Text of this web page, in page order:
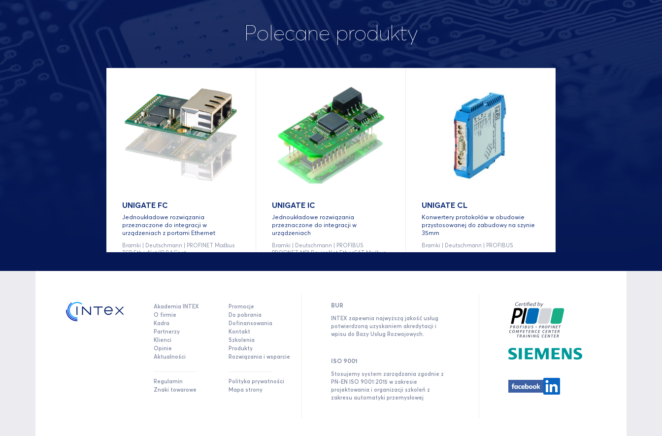
Polecane produkty
UNIGATE FC
Jednoukładowe rozwiązania
przeznaczone do integracji w
urządzeniach z portami Ethernet
Bramki | Deutschmann | PROFINET Modbus
TCP EtherNet/IP BACnet
UNIGATE IC
Jednoukładowe rozwiązania
przeznaczone do integracji w
urządzeniach
Bramki | Deutschmann | PROFIBUS
PROFINET MPI DeviceNet EtherCAT Modbus
UNIGATE CL
Konwertery protokołów w obudowie
przystosowanej do zabudowy na szynie
35mm
Bramki | Deutschmann | PROFIBUS
Akademia INTEX
O firmie
Kadra
Partnerzy
Klienci
Opinie
Aktualności
Regulamin
Znaki towarowe
Promocje
Do pobrania
Dofinansowania
Kontakt
Szkolenia
Produkty
Rozwiązania i wsparcie
Polityka prywatności
Mapa strony
BUR
INTEX zapewnia najwyższą jakość usług
potwierdzoną uzyskaniem akredytacji i
wpisu do Bazy Usług Rozwojowych.
ISO 9001
Stosujemy system zarządzania zgodnie z
PN-EN ISO 9001:2015 w zakresie
projektowania i organizacji szkoleń z
zakresu automatyki przemysłowej